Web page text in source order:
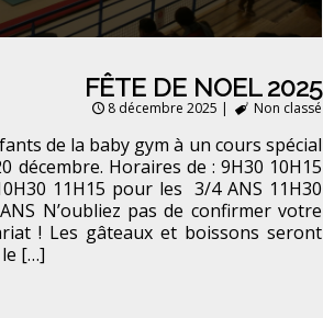
FÊTE DE NOEL 2025
8 décembre 2025 | Non classé
de la baby gym à un cours spécial
décembre. Horaires de : 9H30 10H15
11H15 pour les 3/4 ANS 11H30
N’oubliez pas de confirmer votre
! Les gâteaux et boissons seront
[…]